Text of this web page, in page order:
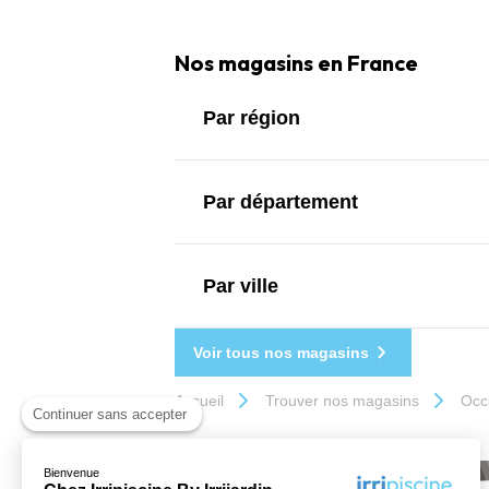
Continuer sans accepter
Bienvenue
Nos magasins en France
Par région
Par département
Par ville
Voir tous nos magasins
Accueil Trouver nos magasins